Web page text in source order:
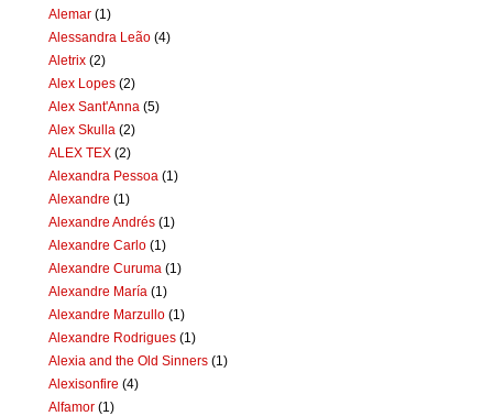
Alemar (1)
Alessandra Leão (4)
Aletrix (2)
Alex Lopes (2)
Alex Sant'Anna (5)
Alex Skulla (2)
ALEX TEX (2)
Alexandra Pessoa (1)
Alexandre (1)
Alexandre Andrés (1)
Alexandre Carlo (1)
Alexandre Curuma (1)
Alexandre María (1)
Alexandre Marzullo (1)
Alexandre Rodrigues (1)
Alexia and the Old Sinners (1)
Alexisonfire (4)
Alfamor (1)